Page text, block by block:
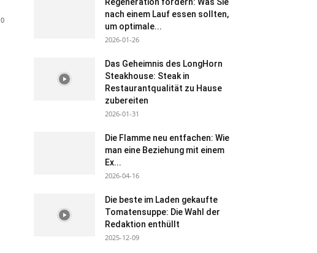
0
nach einem Lauf essen sollten,
um optimale...
2026-01-26
Das Geheimnis des LongHorn
Steakhouse: Steak in
Restaurantqualität zu Hause
zubereiten
2026-01-31
Die Flamme neu entfachen: Wie
man eine Beziehung mit einem
Ex...
2026-04-16
Die beste im Laden gekaufte
Tomatensuppe: Die Wahl der
Redaktion enthüllt
2025-12-09